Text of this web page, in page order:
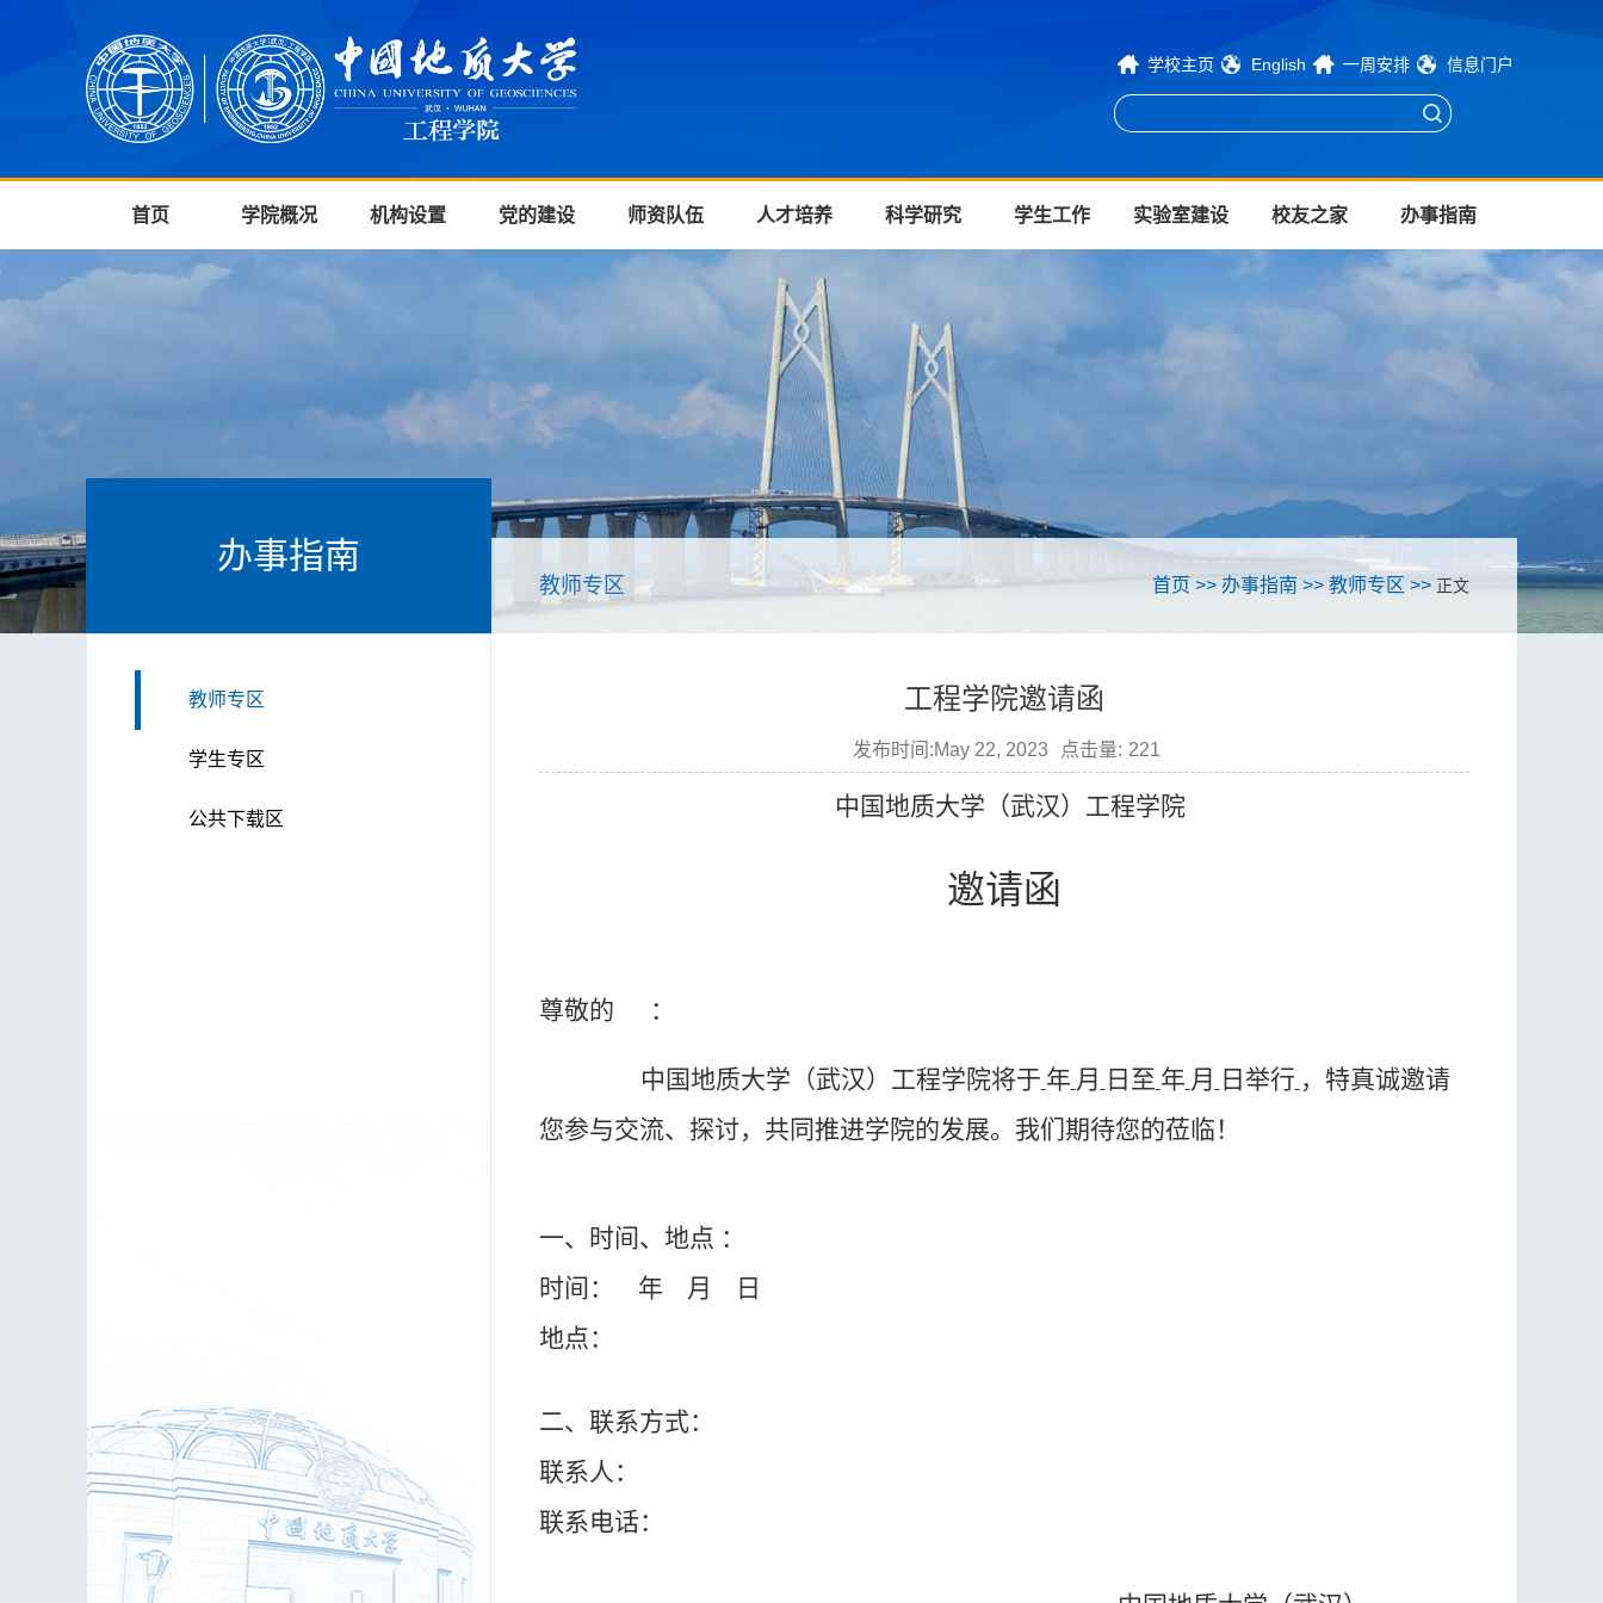
学校主页 English 一周安排 信息门户
首页 学院概况 机构设置 党的建设 师资队伍 人才培养 科学研究 学生工作 实验室建设 校友之家 办事指南
办事指南
教师专区
学生专区
公共下载区
教师专区 首页 >> 办事指南 >> 教师专区 >> 正文
工程学院邀请函
发布时间:May 22, 2023 点击量: 221
中国地质大学（武汉）工程学院
邀请函
尊敬的 ：
中国地质大学（武汉）工程学院将于 年 月 日至 年 月 日 举行 ， 特真诚邀请
您参与交流、探讨，共同推进学院的发展。我们期待您的莅临！
一、时间、地点 ：
时间：
年 月
日
地点：
二、联系方式：
联系人：
联系电话：